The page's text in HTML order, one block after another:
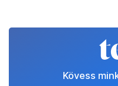
Kövess